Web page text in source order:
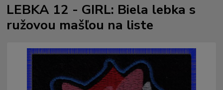
LEBKA 12 - GIRL: Biela lebka s
ružovou mašľou na liste